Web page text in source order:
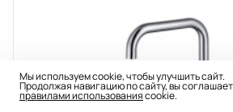
Мы используем cookie, чтобы улучшить сайт.
Продолжая навигацию по сайту, вы
правилами использованияcookie.